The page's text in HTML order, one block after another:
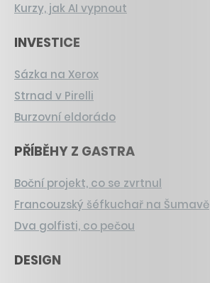
Kurzy, jak AI vypnout
INVESTICE
Sázka na Xerox
Strnad v Pirelli
Burzovní eldorádo
PŘÍBĚHY Z GASTRA
Boční projekt, co se zvrtnul
Francouzský šéfkuchař na Šumavě
Dva golfisti, co pečou
DESIGN